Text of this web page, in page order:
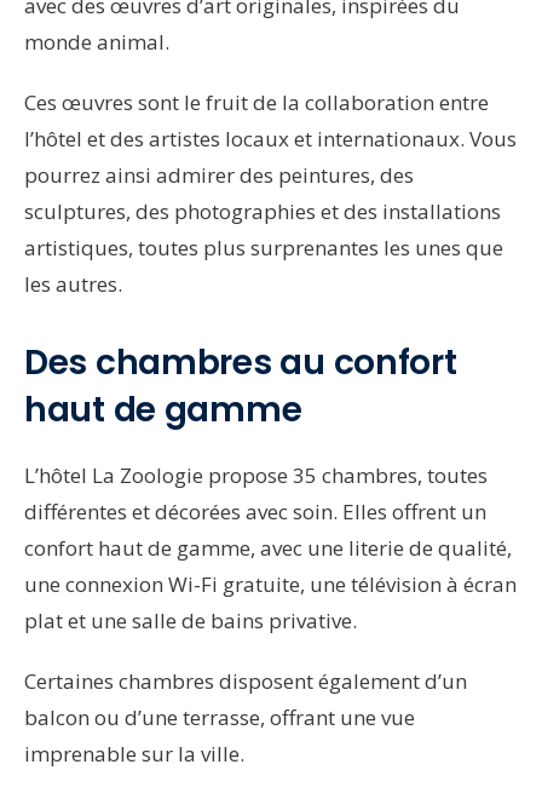
avec des œuvres d’art originales, inspirées du
monde animal.
Ces œuvres sont le fruit de la collaboration entre
l’hôtel et des artistes locaux et internationaux. Vous
pourrez ainsi admirer des peintures, des
sculptures, des photographies et des installations
artistiques, toutes plus surprenantes les unes que
les autres.
Des chambres au confort
haut de gamme
L’hôtel La Zoologie propose 35 chambres, toutes
différentes et décorées avec soin. Elles offrent un
confort haut de gamme, avec une literie de qualité,
une connexion Wi-Fi gratuite, une télévision à écran
plat et une salle de bains privative.
Certaines chambres disposent également d’un
balcon ou d’une terrasse, offrant une vue
imprenable sur la ville.